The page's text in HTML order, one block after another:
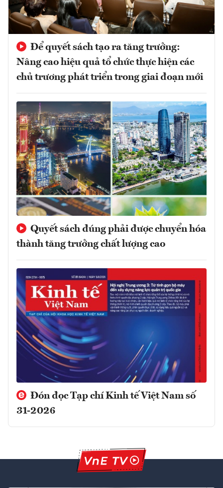
Để quyết sách tạo ra tăng trưởng:
Nâng cao hiệu quả tổ chức thực hiện các
chủ trương phát triển trong giai đoạn mới
Quyết sách đúng phải được chuyển hóa
thành tăng trưởng chất lượng cao
Đón đọc Tạp chí Kinh tế Việt Nam số
31-2026